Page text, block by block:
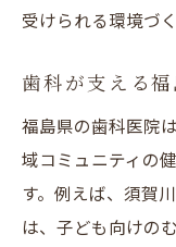
受けられる環境づ
歯科が支える
福島県の歯科医院
域コミュニティの
す。例えば、須賀
は、子ども向けの